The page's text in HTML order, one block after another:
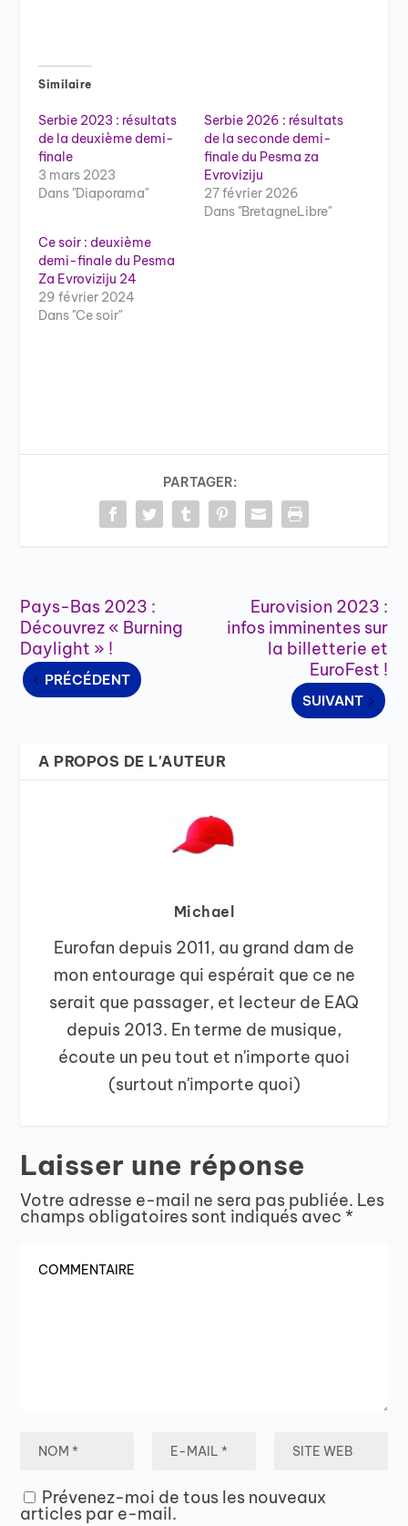
Similaire
Serbie 2023 : résultats
de la deuxième demi-
finale
3 mars 2023
Dans "Diaporama"
Serbie 2026 : résultats
de la seconde demi-
finale du Pesma za
Evroviziju
27 février 2026
Dans "BretagneLibre"
Ce soir : deuxième
demi-finale du Pesma
Za Evroviziju 24
29 février 2024
Dans "Ce soir"
PARTAGER:
Pays-Bas 2023 :
Découvrez « Burning
Daylight » !
PRÉCÉDENT
Eurovision 2023 :
infos imminentes sur
la billetterie et
EuroFest !
SUIVANT
A PROPOS DE L'AUTEUR
Michael
Eurofan depuis 2011, au grand dam de
mon entourage qui espérait que ce ne
serait que passager, et lecteur de EAQ
depuis 2013. En terme de musique,
écoute un peu tout et n'importe quoi
(surtout n'importe quoi)
Laisser une réponse
Votre adresse e-mail ne sera pas publiée. Les
champs obligatoires sont indiqués avec *
Prévenez-moi de tous les nouveaux
articles par e-mail.